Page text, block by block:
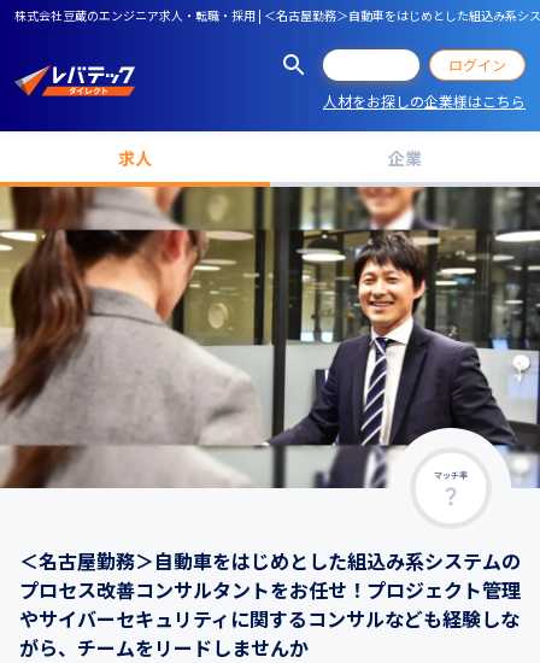
株式会社豆蔵のエンジニア求人・転職・採用 | ＜名古屋勤務＞自動車をはじめとした組込み系
ログイン
人材をお探しの企業様はこちら
求人 企業
マッチ率
＜名古屋勤務＞自動車をはじめとした組込み系システムの
プロセス改善コンサルタントをお任せ！プロジェクト管理
やサイバーセキュリティに関するコンサルなども経験しな
がら、チームをリードしませんか